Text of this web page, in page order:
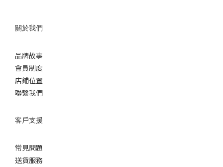
關於我們
品牌故事
會員制度
店鋪位置
聯繫我們
客戶支援
常見問題
送貨服務